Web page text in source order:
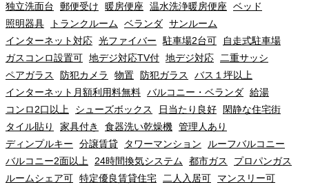
独立洗面台
郵便受け 暖房便座 温水洗浄暖房便座
ベッド
照明器具
トランクルーム ベランダ サンルーム
インターネット対応 光ファイバー 駐車場2台可
自走式駐車場
ガスコンロ設置可 地デジ対応TV付 地デジ対応 二重サッシ
ペアガラス
防犯カメラ 物置 防犯ガラス
バス１坪以上
インターネット月額利用料無料 バルコニー・ベランダ 給湯
コンロ2口以上
シューズボックス 日当たり良好
閑静な住宅街
タイル貼り
家具付き 食器洗い乾燥機 管理人あり
ディンプルキー
分譲賃貸 タワーマンション
ルーフバルコニー
バルコニー2面以上 24時間換気システム 都市ガス
プロパンガス
ルームシェア可 特定優良賃貸住宅 二人入居可
マンスリー可